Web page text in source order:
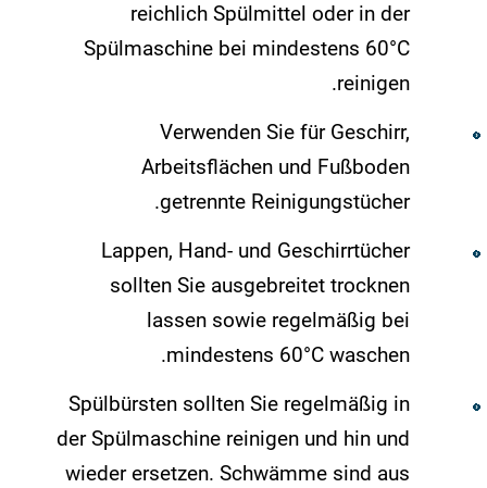
reichlich Spülmittel oder in der
Spülmaschine bei mindestens 60°C
reinigen.
Verwenden Sie für Geschirr,
Arbeitsflächen und Fußboden
getrennte Reinigungstücher.
Lappen, Hand- und Geschirrtücher
sollten Sie ausgebreitet trocknen
lassen sowie regelmäßig bei
mindestens 60°C waschen.
Spülbürsten sollten Sie regelmäßig in
der Spülmaschine reinigen und hin und
wieder ersetzen. Schwämme sind aus